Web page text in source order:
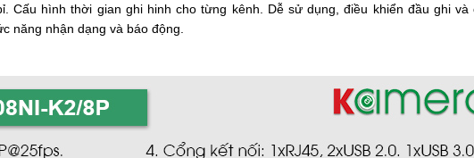
Cấu hình thời gian ghi hinh cho từng kênh. Dễ sử dụng, điều khiển đầu ghi và
năng nhận dạng và báo động.